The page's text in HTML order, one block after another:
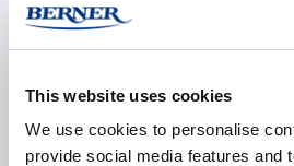
This website uses cookies
We use cookies to personalise
provide social media features and
Selskap *
E-post *